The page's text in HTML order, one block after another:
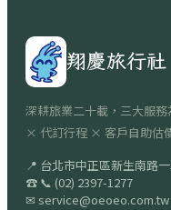
翔慶旅行社
深耕旅業二十載，三大服
× 代訂行程 × 客戶自助估
📍 台北市中正區新生南路
☎ 📞 (02) 2397-1277
✉ service@oeoeo.com.tw